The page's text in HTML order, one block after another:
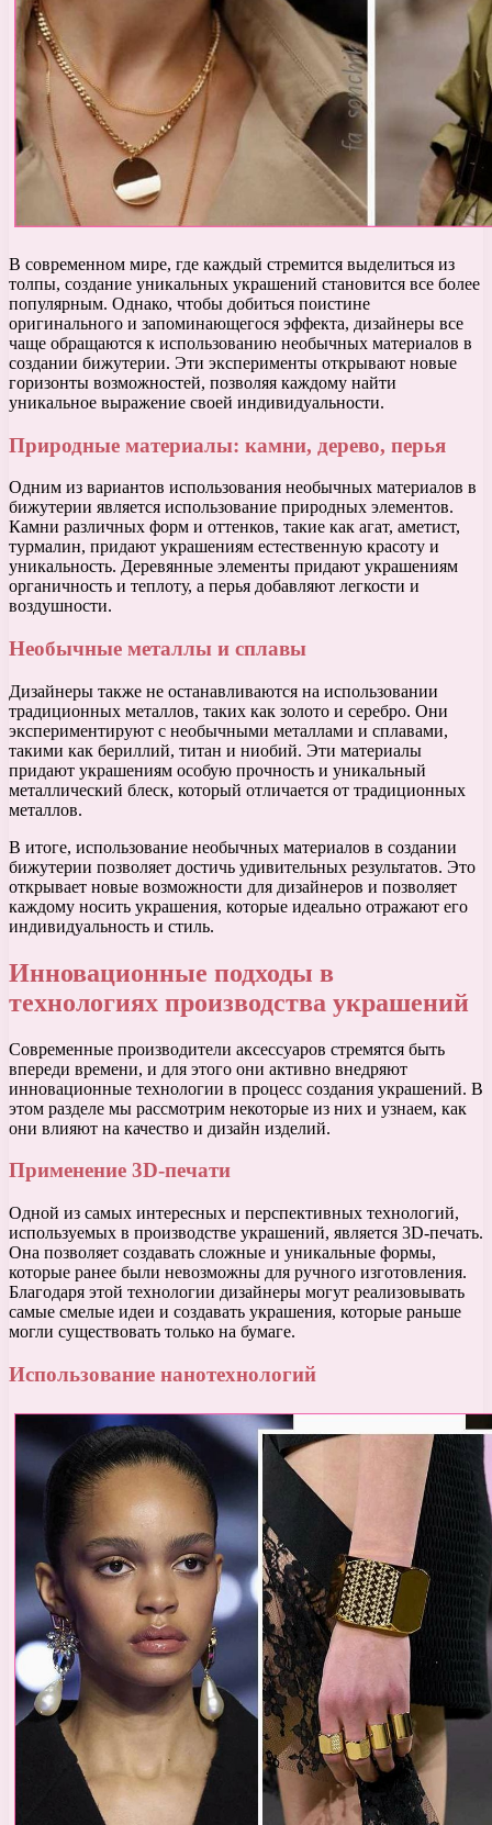
В современном мире, где каждый стремится выделиться из
толпы, создание уникальных украшений становится все более
популярным. Однако, чтобы добиться поистине
оригинального и запоминающегося эффекта, дизайнеры все
чаще обращаются к использованию необычных материалов в
создании бижутерии. Эти эксперименты открывают новые
горизонты возможностей, позволяя каждому найти
уникальное выражение своей индивидуальности.
Природные материалы: камни, дерево, перья
Одним из вариантов использования необычных материалов в
бижутерии является использование природных элементов.
Камни различных форм и оттенков, такие как агат, аметист,
турмалин, придают украшениям естественную красоту и
уникальность. Деревянные элементы придают украшениям
органичность и теплоту, а перья добавляют легкости и
воздушности.
Необычные металлы и сплавы
Дизайнеры также не останавливаются на использовании
традиционных металлов, таких как золото и серебро. Они
экспериментируют с необычными металлами и сплавами,
такими как бериллий, титан и ниобий. Эти материалы
придают украшениям особую прочность и уникальный
металлический блеск, который отличается от традиционных
металлов.
В итоге, использование необычных материалов в создании
бижутерии позволяет достичь удивительных результатов. Это
открывает новые возможности для дизайнеров и позволяет
каждому носить украшения, которые идеально отражают его
индивидуальность и стиль.
Инновационные подходы в
технологиях производства украшений
Современные производители аксессуаров стремятся быть
впереди времени, и для этого они активно внедряют
инновационные технологии в процесс создания украшений. В
этом разделе мы рассмотрим некоторые из них и узнаем, как
они влияют на качество и дизайн изделий.
Применение 3D-печати
Одной из самых интересных и перспективных технологий,
используемых в производстве украшений, является 3D-печать.
Она позволяет создавать сложные и уникальные формы,
которые ранее были невозможны для ручного изготовления.
Благодаря этой технологии дизайнеры могут реализовывать
самые смелые идеи и создавать украшения, которые раньше
могли существовать только на бумаге.
Использование нанотехнологий